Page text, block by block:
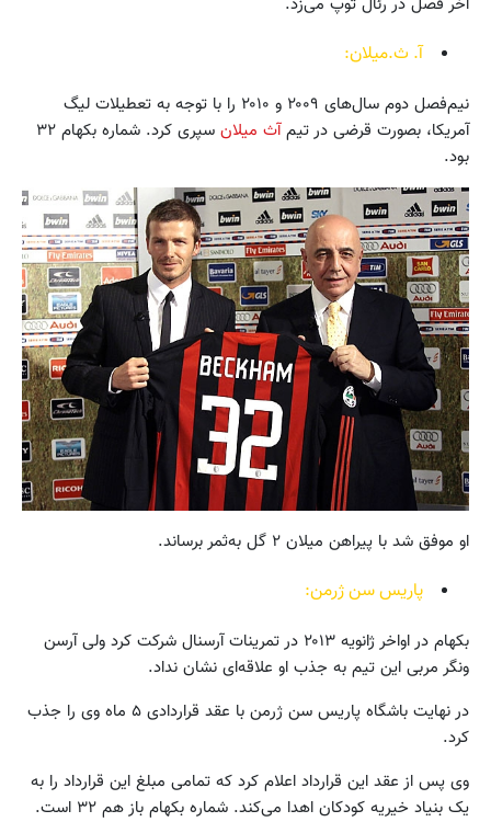
آ. ث.میلان:
نیم‌فصل دوم سال‌های ۲۰۰۹ و ۲۰۱۰ را با توجه به تعطیلات لیگ
آمریکا، بصورت قرضی در تیمآث میلان
سپری کرد. شماره‌ بکهام ۳۲
بود.
او موفق شد با پیراهن میلان ۲ گل به‌ثمر برساند.
پاریس سن ژرمن:
بکهام در اواخر ژانویه ۲۰۱۳ در تمرینات آرسنال شرکت کرد ولی آرسن
ونگر مربی این تیم به جذب او علاقه‌ای نشان نداد.
در نهایت باشگاه پاریس سن ژرمن با عقد قراردادی ۵ ماه وی را جذب
کرد.
وی پس از عقد این قرارداد اعلام کرد که تمامی مبلغ این قرارداد را به
یک بنیاد خیریه کودکان اهدا می‌کند. شماره بکهام باز هم ۳۲ است.